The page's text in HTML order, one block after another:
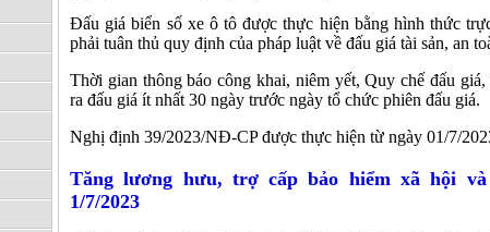
Đấu giá biển số xe ô tô được thực hiện bằng hình thức
phải tuân thủ quy định của pháp luật về đấu giá tài sản, an
Thời gian thông báo công khai, niêm yết, Quy chế đấu
ra đấu giá ít nhất 30 ngày trước ngày tổ chức phiên đấu giá.
Nghị định 39/2023/NĐ-CP được thực hiện từ ngày 01/7/
Tăng lương hưu, trợ cấp bảo hiểm xã hội
1/7/2023